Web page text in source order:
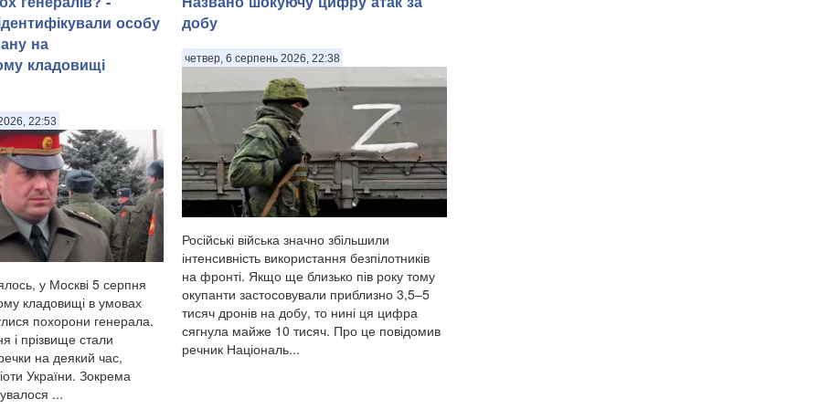
особу
на
кладовищі
22:53
у Москві 5 серпня
кладовищі в умовах
похорони генерала.
і прізвище стали
на деякий час,
України. Зокрема
...
добу
четвер, 6 серпень 2026, 22:38
Російські війська значно збільшили
інтенсивність використання безпілотників
на фронті. Якщо ще близько пів року тому
окупанти застосовували приблизно 3,5–5
тисяч дронів на добу, то нині ця цифра
сягнула майже 10 тисяч. Про це повідомив
речник Національ...